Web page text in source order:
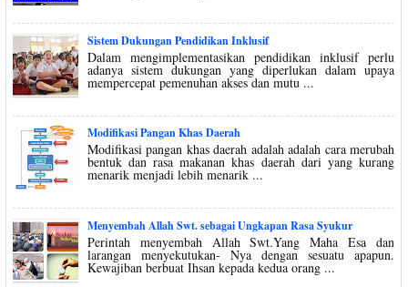
Sistem Dukungan Pendidikan Inklusif
Dalam mengimplementasikan pendidikan inklusif perlu
adanya sistem dukungan yang diperlukan dalam upaya
mempercepat pemenuhan akses dan mutu ...
Modifikasi Pangan Khas Daerah
Modifikasi pangan khas daerah adalah adalah cara merubah
bentuk dan rasa makanan khas daerah dari yang kurang
menarik menjadi lebih menarik ...
Menyembah Allah Swt. sebagai Ungkapan Rasa Syukur
Perintah menyembah Allah Swt.Yang Maha Esa dan
larangan menyekutukan- Nya dengan sesuatu apapun.
Kewajiban berbuat Ihsan kepada kedua orang ...